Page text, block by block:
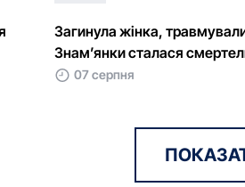
Загинула жінка,
Знам’янки сталася
07 серпня